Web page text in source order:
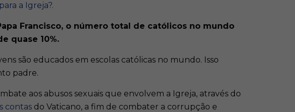
a Igreja?.
Francisco, o número total de católicos no mundo
quase 10%.
são educados em escolas católicas no mundo. Isso
padre.
aos abusos sexuais que envolvem a Igreja, através do
contas do Vaticano, a fim de combater a corrupção e